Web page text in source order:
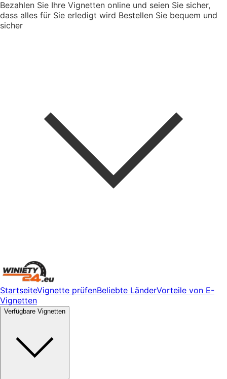
Bezahlen Sie Ihre Vignetten online und seien Sie sicher,
dass alles für Sie erledigt wird Bestellen Sie bequem und
sicher
StartseiteVignette prüfenBeliebte LänderVorteile von E-
Vignetten
Verfügbare Vignetten